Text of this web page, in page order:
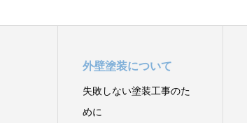
外壁塗装について
失敗しない塗装工事のた
めに